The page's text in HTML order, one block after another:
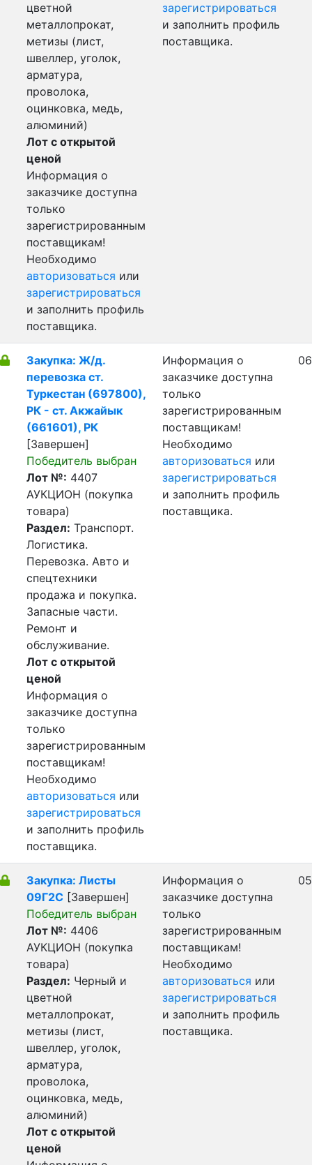
цветной
металлопрокат,
метизы (лист,
швеллер, уголок,
арматура,
проволока,
оцинковка, медь,
алюминий)
Лот с открытой
ценой
Информация о
заказчике доступна
только
зарегистрированным
поставщикам!
Необходимо
авторизоваться или
зарегистрироваться
и заполнить профиль
поставщика.
зарегистрироваться
и заполнить профиль
поставщика.
Закупка: Ж/д.
перевозка ст.
Туркестан (697800),
РК - ст. Акжайык
(661601), РК
[Завершен]
Победитель выбран
Лот №: 4407
АУКЦИОН (покупка
товара)
Раздел: Транспорт.
Логистика.
Перевозка. Авто и
спецтехники
продажа и покупка.
Запасные части.
Ремонт и
обслуживание.
Лот с открытой
ценой
Информация о
заказчике доступна
только
зарегистрированным
поставщикам!
Необходимо
авторизоваться или
зарегистрироваться
и заполнить профиль
поставщика.
Информация о
заказчике доступна
только
зарегистрированным
поставщикам!
Необходимо
авторизоваться или
зарегистрироваться
и заполнить профиль
поставщика.
Закупка: Листы
09Г2С [Завершен]
Победитель выбран
Лот №: 4406
АУКЦИОН (покупка
товара)
Раздел: Черный и
цветной
металлопрокат,
метизы (лист,
швеллер, уголок,
арматура,
проволока,
оцинковка, медь,
алюминий)
Лот с открытой
ценой
Информация о
заказчике доступна
только
зарегистрированным
поставщикам!
Необходимо
авторизоваться или
зарегистрироваться
и заполнить профиль
поставщика.